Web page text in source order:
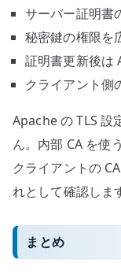
サーバー証明書
秘密鍵の権限を
証明書更新後は
クライアント側
Apache の TLS 設
ん。内部 CA を使
クライアントの
れとして確認しま
まとめ